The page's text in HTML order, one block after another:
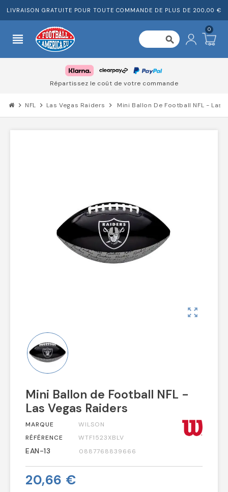
LIVRAISON GRATUITE POUR TOUTE COMMANDE DE PLUS DE 200,00 €
view_headline search
0
Répartissez le coût de votre commande
chevron_right NFL chevron_right Las Vegas Raiders chevron_right Mini Ballon De Football NFL - Las
zoom_out_map
Mini Ballon de Football NFL -
Las Vegas Raiders
MARQUE
WILSON
RÉFÉRENCE
WTF1523XBLV
EAN-13 0887768839666
20,66 €